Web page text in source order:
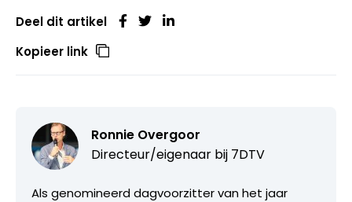
Deel dit artikel
Kopieer link
Ronnie Overgoor
Directeur/eigenaar bij 7DTV
Als genomineerd dagvoorzitter van het jaar